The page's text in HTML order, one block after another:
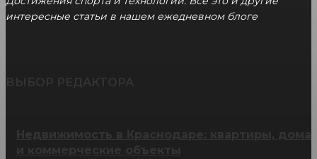
интересные статьи в нашем ежедневном блоге